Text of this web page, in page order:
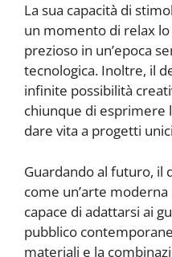
La sua capacità di
un momento di relax
prezioso in un’epoca
tecnologica. Inoltre, il
infinite possibilità
chiunque di esprimere
dare vita a progetti
Guardando al futuro, il
come un’arte
capace di adattarsi ai
pubblico
materiali e la